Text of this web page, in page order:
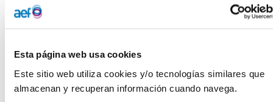
Esta página web usa cookies
Este sitio web utiliza cookies y/o tecnologías similares que
almacenan y recuperan información cuando navega.
Ecosociales y Cambio Global, titulada
explora distintas facetas de la desigualdad, que alcanza
sociedades. Además de las clásicas de ingresos y riqueza,
se intensifican brechas que se refuerzan mutuamente:
empeorando la salud de las personas, erosionando la
cohesión social y alterando la capacidad de influencia